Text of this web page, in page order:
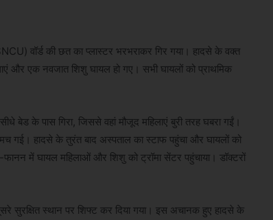
वॉर्ड की छत का प्लास्टर भरभराकर गिर गया। हादसे के वक्त
और एक नवजात शिशु घायल हो गए। सभी घायलों को प्राथमिक
बेड के पास गिरा, जिससे वहां मौजूद महिलाएं बुरी तरह घबरा गईं।
गई। हादसे के तुरंत बाद अस्पताल का स्टाफ पहुंचा और घायलों को
में घायल महिलाओं और शिशु को ट्रॉमा सेंटर पहुंचाया। डॉक्टरों
सुरक्षित स्थान पर शिफ्ट कर दिया गया। इस अचानक हुए हादसे के